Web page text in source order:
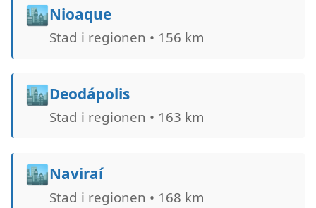
🏙️Nioaque
Stad i regionen • 156 km
🏙️Deodápolis
Stad i regionen • 163 km
🏙️Naviraí
Stad i regionen • 168 km